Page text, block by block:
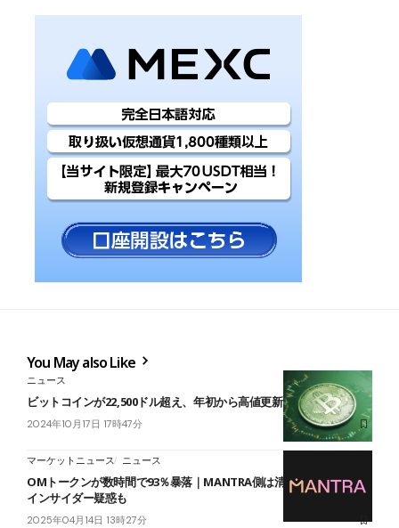
You May also Like
ニュース
ビットコインが22,500ドル超え、年初から高値更新
2024年10月17日 17時47分
マーケットニュース ニュース
OMトークンが数時間で93％暴落｜MANTRA側は清算原因と主張、
インサイダー疑惑も
2025年04月14日 13時27分